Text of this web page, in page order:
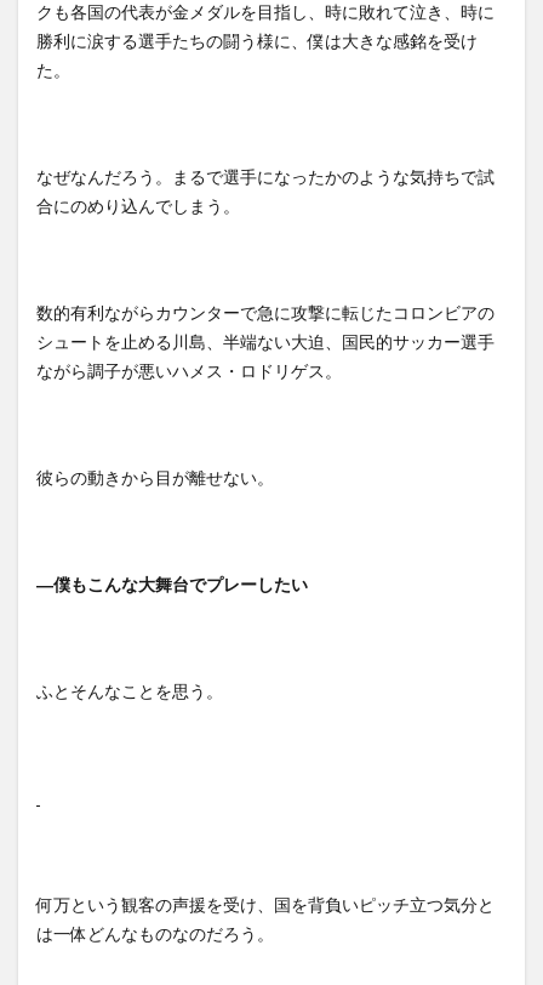
クも各国の代表が金メダルを目指し、時に敗れて泣き、時に
勝利に涙する選手たちの闘う様に、僕は大きな感銘を受け
た。
なぜなんだろう。まるで選手になったかのような気持ちで試
合にのめり込んでしまう。
数的有利ながらカウンターで急に攻撃に転じたコロンビアの
シュートを止める川島、半端ない大迫、国民的サッカー選手
ながら調子が悪いハメス・ロドリゲス。
彼らの動きから目が離せない。
―僕もこんな大舞台でプレーしたい
ふとそんなことを思う。
何万という観客の声援を受け、国を背負いピッチ立つ気分と
は一体どんなものなのだろう。